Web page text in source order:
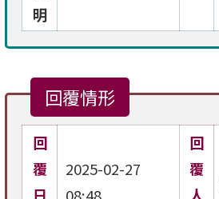
明
回覆情形
回
覆
日
2025-02-27
08:48
回
覆
人